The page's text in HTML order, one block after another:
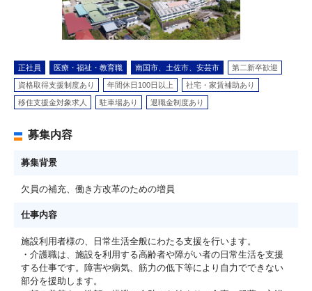
正社員 医療・福祉・教育職 南国市、土佐市、安芸市 第二新卒歓迎
資格取得支援制度あり 年間休日100日以上 社宅・家賃補助あり
移住支援金対象求人 駐車場あり 退職金制度あり
募集内容
募集背景
欠員の補充、働き方改革のための増員
仕事内容
施設利用者様の、日常生活全般にわたる支援を行います。
・介護職は、施設を利用する高齢者や障がい者の日常生活を支援
する仕事です。障害や病気、筋力の低下等により自力でできない
部分を援助します。